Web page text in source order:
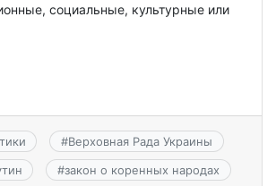
социальные, культурные или
#Верховная Рада Украины
#закон о коренных народах